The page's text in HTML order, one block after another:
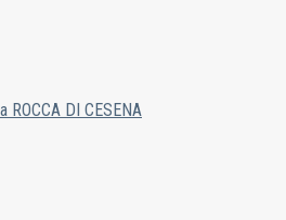
ROCCA DI CESENA